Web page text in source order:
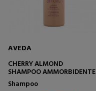
AVEDA
CHERRY ALMOND
SHAMPOO AMMORBIDENTE
Shampoo